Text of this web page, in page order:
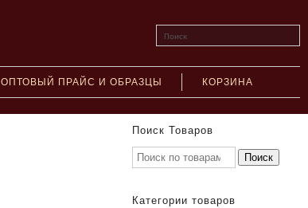
Поиск
ОПТОВЫЙ ПРАЙС И ОБРАЗЦЫ КОРЗИНА
Поиск Товаров
Поиск
Категории товаров